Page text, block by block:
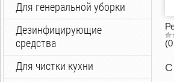
Для генеральной уборки
Дезинфицирующие
средства
Для чистки кухни